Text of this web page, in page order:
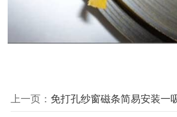
上一页： 免打孔纱窗磁条简易安装一吸即合